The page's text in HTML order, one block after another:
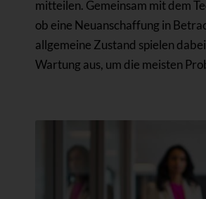
mitteilen. Gemeinsam mit dem
ob eine Neuanschaffung in
allgemeine Zustand spielen
Wartung aus, um die meisten